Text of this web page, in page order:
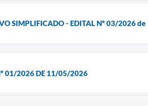
SIMPLIFICADO - EDITAL Nº 03/2026 de
01/2026 DE 11/05/2026